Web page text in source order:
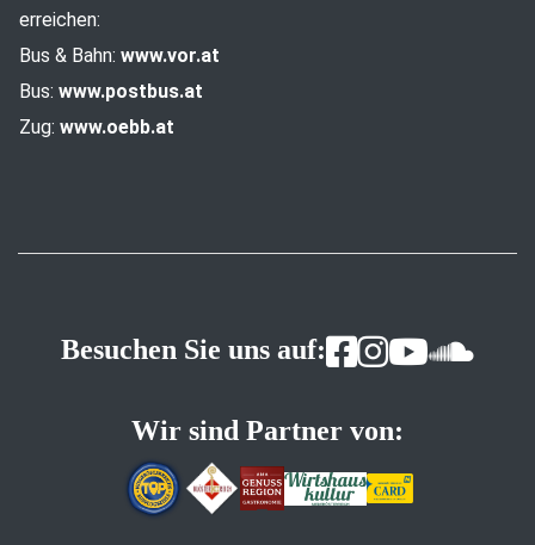
erreichen:
Bus & Bahn: www.vor.at
Bus: www.postbus.at
Zug: www.oebb.at
Besuchen Sie uns auf:
Wir sind Partner von: